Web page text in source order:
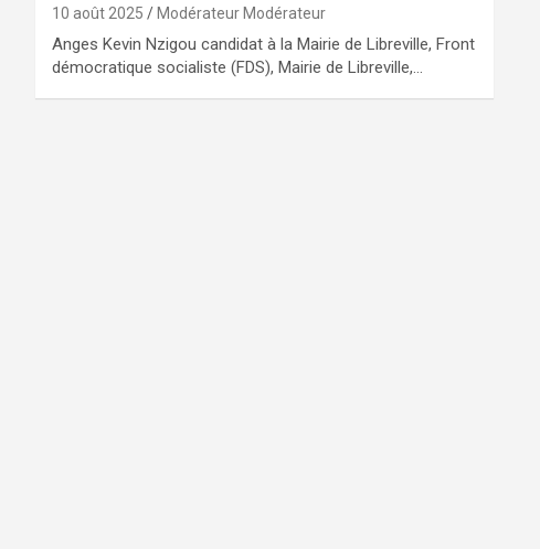
10 août 2025 Modérateur Modérateur
Anges Kevin Nzigou candidat à la Mairie de Libreville, Front
démocratique socialiste (FDS), Mairie de Libreville,…